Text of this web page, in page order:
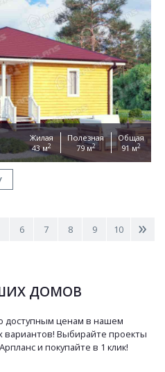
Жилая
43 м2
Полезная
79 м2
Общая
91 м2
6 7 8 9 10 >
ДОМОВ
доступным ценам в нашем
вариантов! Выбирайте проекты
и покупайте в 1 клик!